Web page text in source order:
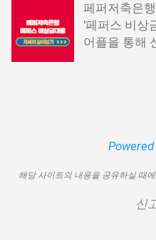
해야 할 수도
출을 고민해
기쁜 소식일
통신 사용량
다. 통신사
한 모바일 간
가능한 곳
7. 국민행복
행 웰컴희망
신용불량자
생계비대출
니다. 단, 한
대 100만원
1년이며, 대
페퍼저축은
'페퍼스 비상
어플을 통해
출 한도를
출 상품은
대출 기간은
자격은 추정
이용 가능합
해당 사이트의 내용을 공유하실 때
신